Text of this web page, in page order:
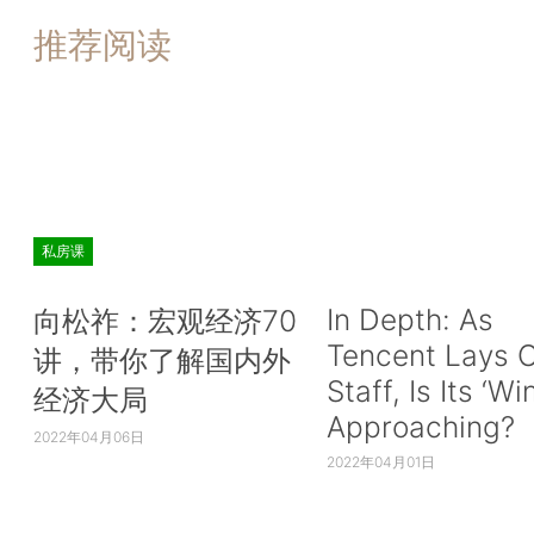
推荐阅读
私房课
向松祚：宏观经济70
讲，带你了解国内外
经济大局
2022年04月06日
In Depth: As
Tencent Lays
Staff, Is Its
Approaching?
2022年04月01日